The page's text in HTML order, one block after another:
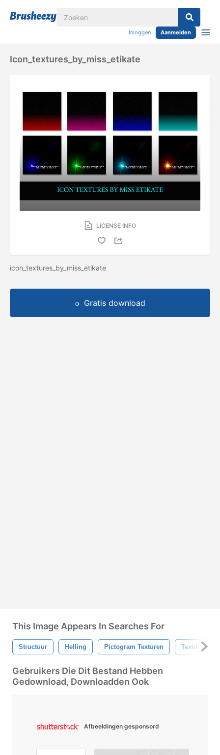
Inloggen Aanmelden
Icon_textures_by_miss_etikate
LICENSE INFO
icon_textures_by_miss_etikate
Gratis download
This Image Appears In Searches For
Structuur Helling Pictogram Texturen Texturen
Gebruikers Die Dit Bestand Hebben
Gedownload, Downloadden Ook
Afbeeldingen gesponsord